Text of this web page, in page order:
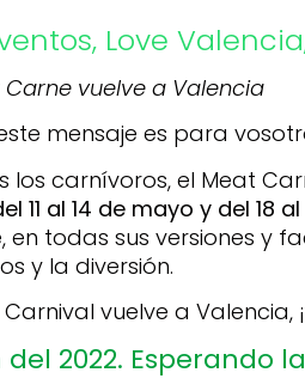
, Love Valencia
vuelve a Valencia
mensaje es para
carnívoros, el Meat
al 14 de mayo y del 18
todas sus versiones y
y la diversión.
Carnival vuelve a
2022. Esperando